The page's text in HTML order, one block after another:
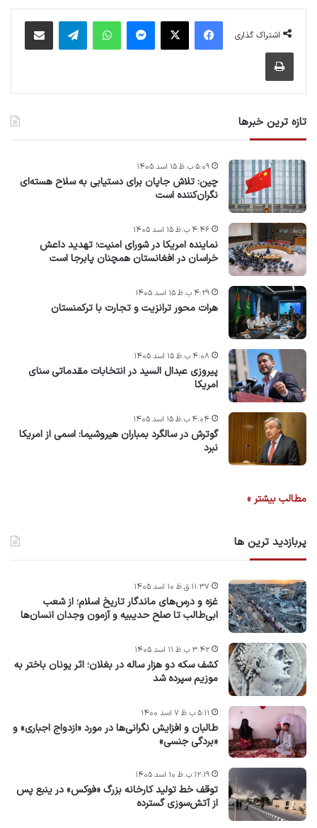
اشتراک گذاری
فیس بوک X پیام رسان واتس آپ تلگرام اشتراک گذاری از طریق ایمیل
چاپ
تازه ترین خبرها
چین: تلاش جاپان برای دستیابی به سلاح هسته‌ای
نگران‌کننده است
۵:۰۹ ب.ظ ۱۵ اسد ۱۴۰۵
نماینده امریکا در شورای امنیت؛ تهدید داعش
خراسان در افغانستان همچنان پابرجا است
۴:۴۶ ب.ظ ۱۵ اسد ۱۴۰۵
هرات محور ترانزیت و تجارت با ترکمنستان
۴:۲۹ ب.ظ ۱۵ اسد ۱۴۰۵
پیروزی عبدال السید در انتخابات مقدماتی سنای
امریکا
۴:۰۸ ب.ظ ۱۵ اسد ۱۴۰۵
گوترش در سالگرد بمباران هیروشیما: اسمی از امریکا
نبرد
۴:۰۴ ب.ظ ۱۵ اسد ۱۴۰۵
مطالب بیشتر »
پربازدید ترین ها
غزه و درس‌های ماندگار تاریخ اسلام؛ از شعب
ابی‌طالب تا صلح حدیبیه و آزمون وجدان انسان‌ها
۱۱:۳۷ ق.ظ ۱۰ اسد ۱۴۰۵
کشف سکه دو هزار ساله در بغلان؛ اثر یونان باختر به
موزیم سپرده شد
۳:۴۲ ب.ظ ۱۱ اسد ۱۴۰۵
طالبان و افزایش نگرانی‌ها در مورد «ازدواج اجباری» و
«بردگی جنسی»
۵:۱۱ ب.ظ ۷ اسد ۱۴۰۰
توقف خط تولید کارخانه بزرگ «فوکس» در ینبع پس
از آتش‌سوزی گسترده
۱۲:۱۹ ب.ظ ۱۰ اسد ۱۴۰۵